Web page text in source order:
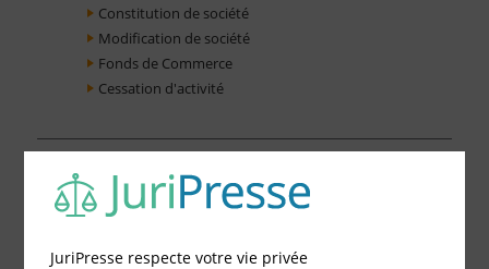
Constitution de société
Modification de société
Fonds de Commerce
Cessation d'activité
JuriPresse respecte votre vie privée